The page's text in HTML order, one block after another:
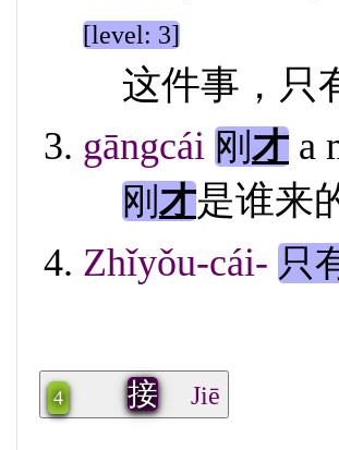
[level: 3]
这件事，只
gāngcái 刚 才 a
刚 才是谁来
Zhǐyǒu-cái- 只
4 接 Jiē